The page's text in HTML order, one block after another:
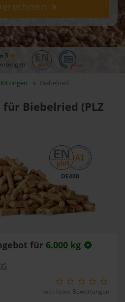
5
Kitzingen Biebelried
Biebelried (PLZ
DE400
für 6.000 kg
noch keine Bewertungen